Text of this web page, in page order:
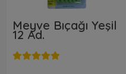
Meyve Bıçağı Yeşil
12 Ad.